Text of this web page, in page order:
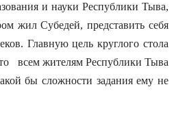
и науки Республики Тыва,
жил Субедей, представить себя
Главную цель круглого стола
всем жителям Республики Тыва
бы сложности задания ему не